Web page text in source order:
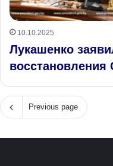
10.10.2025
Лукашенко
восстановления
Previous page